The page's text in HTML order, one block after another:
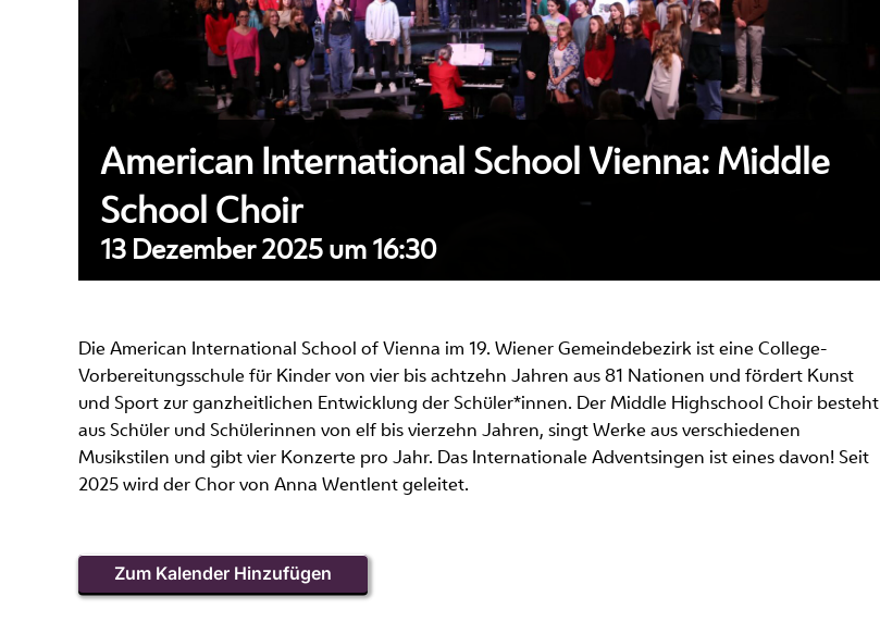
American International School Vienna: Middle
School Choir
13 Dezember 2025 um 16:30
Die American International School of Vienna im 19. Wiener Gemeindebezirk ist eine College-
Vorbereitungsschule für Kinder von vier bis achtzehn Jahren aus 81 Nationen und fördert Kunst
und Sport zur ganzheitlichen Entwicklung der Schüler*innen. Der Middle Highschool Choir besteht
aus Schüler und Schülerinnen von elf bis vierzehn Jahren, singt Werke aus verschiedenen
Musikstilen und gibt vier Konzerte pro Jahr. Das Internationale Adventsingen ist eines davon! Seit
2025 wird der Chor von Anna Wentlent geleitet.
Zum Kalender Hinzufügen